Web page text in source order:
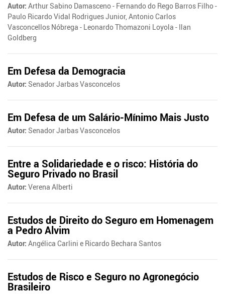
Autor: Arthur Sabino Damasceno - Fernando do Rego Barros Filho -
Paulo Ricardo Vidal Rodrigues Junior, Antonio Carlos
Vasconcellos Nóbrega - Leonardo Thomazoni Loyola - Ilan
Goldberg
Em Defesa da Demogracia
Autor: Senador Jarbas Vasconcelos
Em Defesa de um Salário-Mínimo Mais Justo
Autor: Senador Jarbas Vasconcelos
Entre a Solidariedade e o risco: História do
Seguro Privado no Brasil
Autor: Verena Alberti
Estudos de Direito do Seguro em Homenagem
a Pedro Alvim
Autor: Angélica Carlini e Ricardo Bechara Santos
Estudos de Risco e Seguro no Agronegócio
Brasileiro